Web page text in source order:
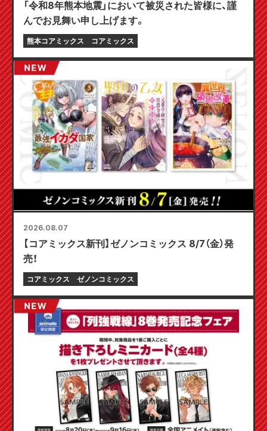
「令和8年熊本地震」において被災された皆様に、謹
んでお見舞い申し上げます。
熊本コアミックス コアミックス
2026.08.07
【コアミックス新刊】ゼノンコミックス 8/7（金）発
売！
コアミックス ゼノンコミックス